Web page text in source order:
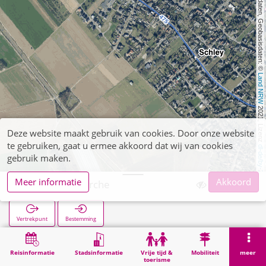
, Kartendaten, Geobasisdaten: ©
Land NRW
2021, Lizenz
dl-de/by-2-0
Reisinformatie Stadsinformatie
Vrije tijd &
toerisme
Mobiliteit meer
Kirchhoven Kirche
Vertrekpunt Bestemming
Zoekopracht Kirchhoven Kirche
Deze website maakt gebruik van cookies. Door onze website
te gebruiken, gaat u ermee akkoord dat wij van cookies
gebruik maken.
Meer informatie
Akkoord